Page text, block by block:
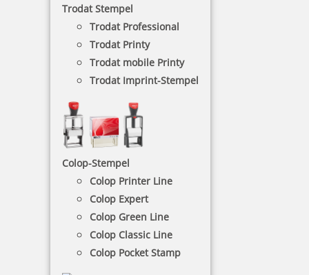
Trodat Stempel
Trodat Professional
Trodat Printy
Trodat mobile Printy
Trodat Imprint-Stempel
Colop-Stempel
Colop Printer Line
Colop Expert
Colop Green Line
Colop Classic Line
Colop Pocket Stamp
NACH WUNSCHSTEMPEL FILTERN
€+
6 Artikel in der Kategorie
Trodat Wortbandstempel 1117 mit Datum 4 mm